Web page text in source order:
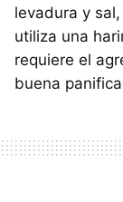
levadura y
utiliza una
requiere el
buena